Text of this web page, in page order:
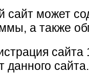
сайт может
а также
сайта
данного сайта.